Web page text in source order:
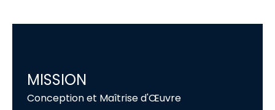
MISSION
Conception et Maîtrise d'Œuvre